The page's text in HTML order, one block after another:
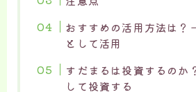
おすすめの活用方法は
として活用
すだまるは投資するのか
して投資する